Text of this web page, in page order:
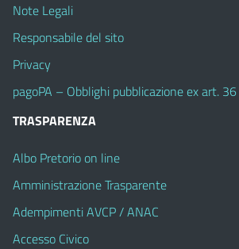
Note Legali
Responsabile del sito
Privacy
pagoPA – Obblighi pubblicazione ex art.
TRASPARENZA
Albo Pretorio on line
Amministrazione Trasparente
Adempimenti AVCP / ANAC
Accesso Civico